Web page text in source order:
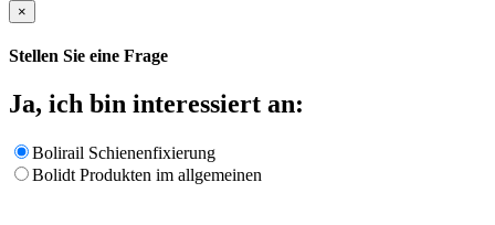
×
Stellen Sie eine Frage
Ja, ich bin interessiert an:
Bolirail Schienenfixierung
Bolidt Produkten im allgemeinen